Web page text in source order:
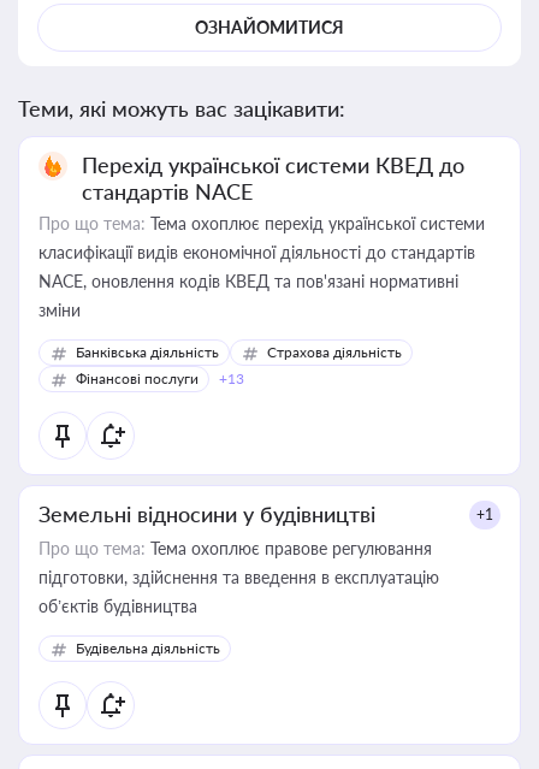
ОЗНАЙОМИТИСЯ
Теми, які можуть вас зацікавити:
Перехід української системи КВЕД до
стандартів NACE
Про що тема: Тема охоплює перехід української системи
класифікації видів економічної діяльності до стандартів
NACE, оновлення кодів КВЕД та пов'язані нормативні
зміни
Банківська діяльність
Страхова діяльність
Фінансові послуги
+13
Земельні відносини у будівництві +1
Про що тема: Тема охоплює правове регулювання
підготовки, здійснення та введення в експлуатацію
об’єктів будівництва
Будівельна діяльність